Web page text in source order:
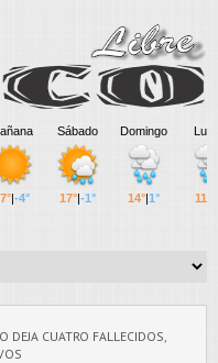
DEJA CUATRO FALLECIDOS,